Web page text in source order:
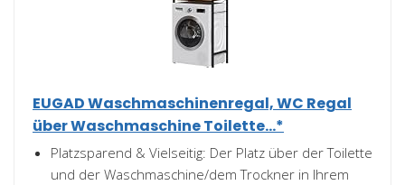
EUGAD Waschmaschinenregal, WC Regal
über Waschmaschine Toilette...*
Platzsparend & Vielseitig: Der Platz über der Toilette
und der Waschmaschine/dem Trockner in Ihrem